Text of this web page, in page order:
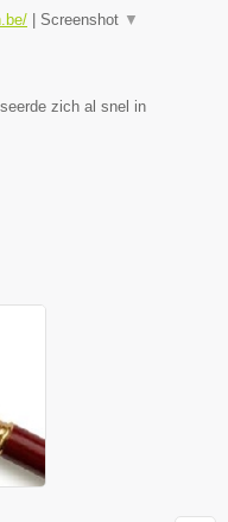
Screenshot ▼
zich al snel in